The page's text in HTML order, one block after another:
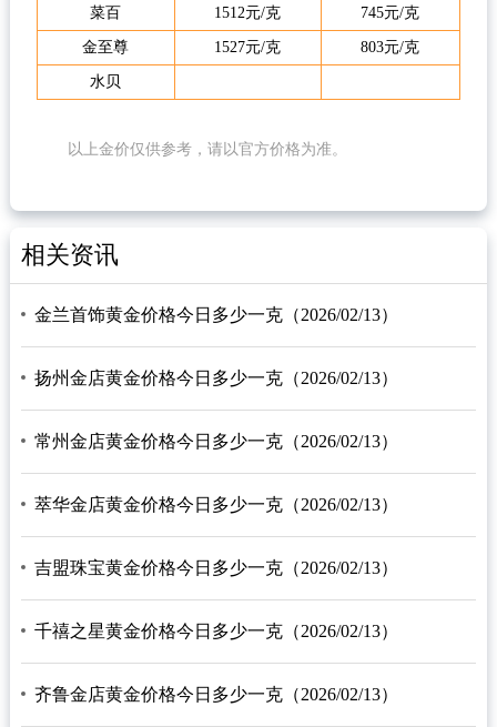
菜百 1512元/克 745元/克
金至尊 1527元/克 803元/克
水贝
以上金价仅供参考，请以官方价格为准。
相关资讯
金兰首饰黄金价格今日多少一克（2026/02/13）
扬州金店黄金价格今日多少一克（2026/02/13）
常州金店黄金价格今日多少一克（2026/02/13）
萃华金店黄金价格今日多少一克（2026/02/13）
吉盟珠宝黄金价格今日多少一克（2026/02/13）
千禧之星黄金价格今日多少一克（2026/02/13）
齐鲁金店黄金价格今日多少一克（2026/02/13）